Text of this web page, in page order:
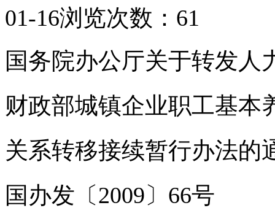
01-16浏览次数：61
国务院办公厅关于转发人
财政部城镇企业职工基本
关系转移接续暂行办法的
国办发〔2009〕66号